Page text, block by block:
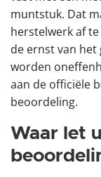
muntstuk. Dat
herstelwerk af
de ernst van het
worden
aan de officiële
beoordeling.
Waar let